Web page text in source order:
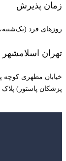
زمان پذیرش
روزهای فرد (یک‌شنبه،
تهران اسلامشهر
خیابان مطهری کوچه
پزشکان پاستور) پلاک 9 طبقه اول